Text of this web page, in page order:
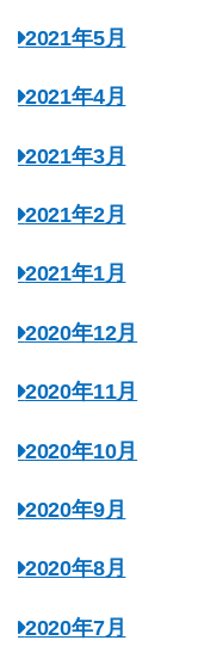
2021年5月
2021年4月
2021年3月
2021年2月
2021年1月
2020年12月
2020年11月
2020年10月
2020年9月
2020年8月
2020年7月